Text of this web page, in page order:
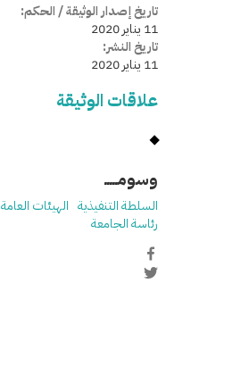
تاريخ إصدار الوثيقة / الحكم:
11 يناير 2020
تاريخ النشر:
11 يناير 2020
علاقات الوثيقة
وسومـــــ
السلطة التنفيذية الهيئات العامة
رئاسة الجامعة